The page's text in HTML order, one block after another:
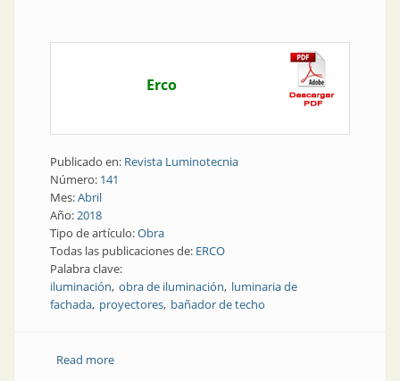
Erco
Publicado en: Revista Luminotecnia
Número: 141
Mes:Abril
Año:2018
Tipo de artículo:Obra
Todas las publicaciones de: ERCO
Palabra clave:
iluminación obra de iluminación luminaria de
fachada proyectores bañador de techo
Read moreabout Obra | Visible desde la lejanía